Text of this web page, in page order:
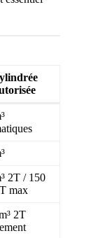
2T / 150
max
2T